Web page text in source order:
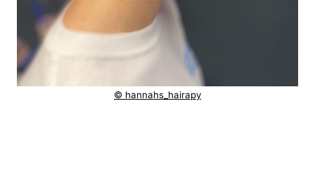
© hannahs_hairapy